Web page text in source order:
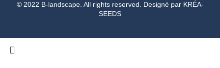
© 2022 B-landscape. All rights reserved. Designé par KRÉA-
SEEDS